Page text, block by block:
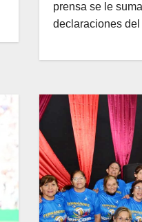
prensa se le
declaraciones